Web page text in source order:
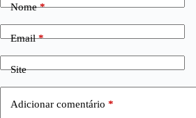
Nome*
Email*
Site
Adicionar comentário *